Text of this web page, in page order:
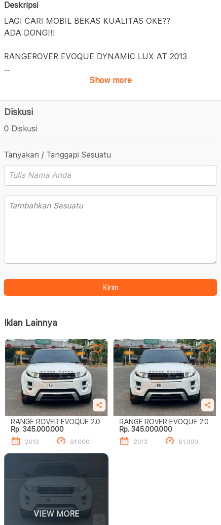
Deskripsi
LAGI CARI MOBIL BEKAS KUALITAS OKE??
ADA DONG!!!
RANGEROVER EVOQUE DYNAMIC LUX AT 2013
...
Show more
Diskusi
0 Diskusi
Tanyakan / Tanggapi Sesuatu
Kirim
Iklan Lainnya
RANGE ROVER EVOQUE 2.0
Rp. 345.000.000
2013 91.000
RANGE ROVER EVOQUE 2.0
Rp. 345.000.000
2013 91.000
VIEW MORE